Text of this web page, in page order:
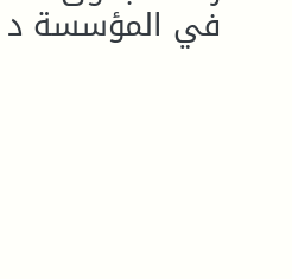
في المؤسسة د